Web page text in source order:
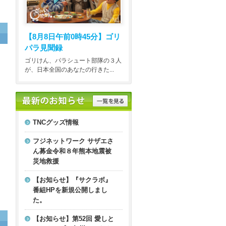
【8月8日午前0時45分】
ゴリ
パラ見聞録
ゴリけん、パラシュート部隊の３人
が、日本全国のあなたの行きた...
TNCグッズ情報
フジネットワーク サザエさ
ん募金令和８年熊本地震被
災地救援
【お知らせ】『サクラボ』
番組HPを新規公開しまし
た。
【お知らせ】第52回 愛しと